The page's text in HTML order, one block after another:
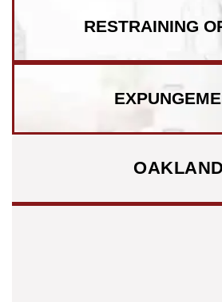
RESTRAINING
OAKLAND